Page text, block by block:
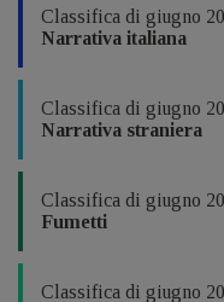
Classifica di giugno
Narrativa italiana
Classifica di giugno
Narrativa straniera
Classifica di giugno
Fumetti
Classifica di giugno